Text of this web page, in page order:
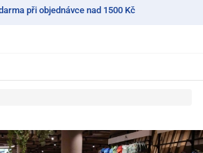
při objednávce nad 1500 Kč